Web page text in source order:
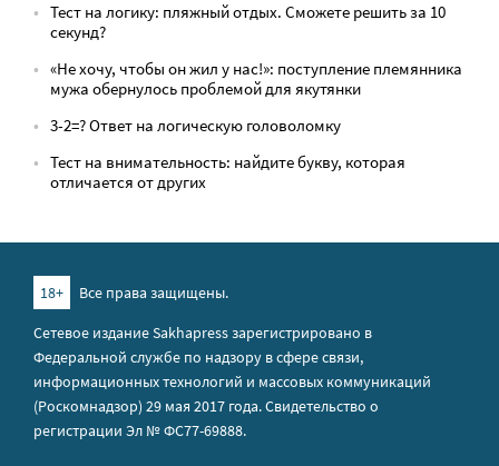
Тест на логику: пляжный отдых. Сможете решить за 10
секунд?
«Не хочу, чтобы он жил у нас!»: поступление племянника
мужа обернулось проблемой для якутянки
3-2=? Ответ на логическую головоломку
Тест на внимательность: найдите букву, которая
отличается от других
18+
Все права защищены.
Сетевое издание Sakhapress зарегистрировано в
Федеральной службе по надзору в сфере связи,
информационных технологий и массовых коммуникаций
(Роскомнадзор) 29 мая 2017 года. Свидетельство о
регистрации Эл № ФС77-69888.